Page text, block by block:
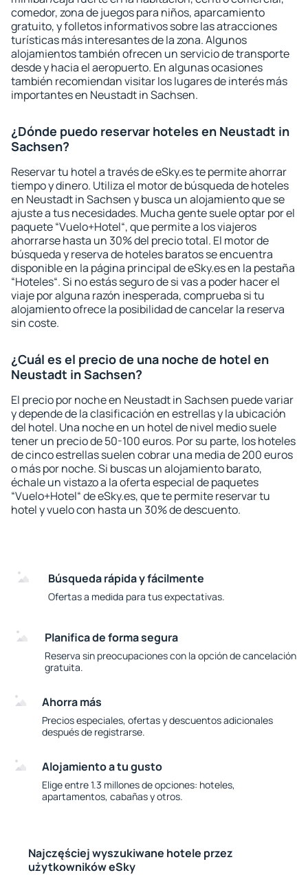
comedor, zona de juegos para niños, aparcamiento
gratuito, y folletos informativos sobre las atracciones
turísticas más interesantes de la zona. Algunos
alojamientos también ofrecen un servicio de transporte
desde y hacia el aeropuerto. En algunas ocasiones
también recomiendan visitar los lugares de interés más
importantes en Neustadt in Sachsen.
¿Dónde puedo reservar hoteles en Neustadt in
Sachsen?
Reservar tu hotel a través de eSky.es te permite ahorrar
tiempo y dinero. Utiliza el motor de búsqueda de hoteles
en Neustadt in Sachsen y busca un alojamiento que se
ajuste a tus necesidades. Mucha gente suele optar por el
paquete “Vuelo+Hotel“, que permite a los viajeros
ahorrarse hasta un 30% del precio total. El motor de
búsqueda y reserva de hoteles baratos se encuentra
disponible en la página principal de eSky.es en la pestaña
“Hoteles“. Si no estás seguro de si vas a poder hacer el
viaje por alguna razón inesperada, comprueba si tu
alojamiento ofrece la posibilidad de cancelar la reserva
sin coste.
¿Cuál es el precio de una noche de hotel en
Neustadt in Sachsen?
El precio por noche en Neustadt in Sachsen puede variar
y depende de la clasificación en estrellas y la ubicación
del hotel. Una noche en un hotel de nivel medio suele
tener un precio de 50-100 euros. Por su parte, los hoteles
de cinco estrellas suelen cobrar una media de 200 euros
o más por noche. Si buscas un alojamiento barato,
échale un vistazo a la oferta especial de paquetes
“Vuelo+Hotel“ de eSky.es, que te permite reservar tu
hotel y vuelo con hasta un 30% de descuento.
Búsqueda rápida y fácilmente
Ofertas a medida para tus expectativas.
Planifica de forma segura
Reserva sin preocupaciones con la opción de cancelación
gratuita.
Ahorra más
Precios especiales, ofertas y descuentos adicionales
después de registrarse.
Alojamiento a tu gusto
Elige entre 1.3 millones de opciones: hoteles,
apartamentos, cabañas y otros.
Najczęściej wyszukiwane hotele przez
użytkowników eSky